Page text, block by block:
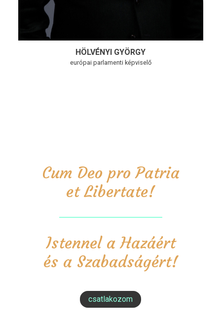
HÖLVÉNYI GYÖRGY
európai parlamenti képviselő
Cum Deo pro Patria
et Libertate!
Istennel a Hazáért
és a Szabadságért!
csatlakozom